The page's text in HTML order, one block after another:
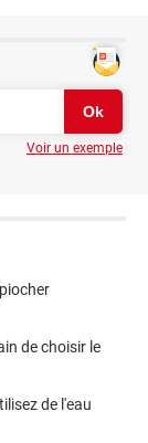
Voir un exemple
de choisir le
de l'eau